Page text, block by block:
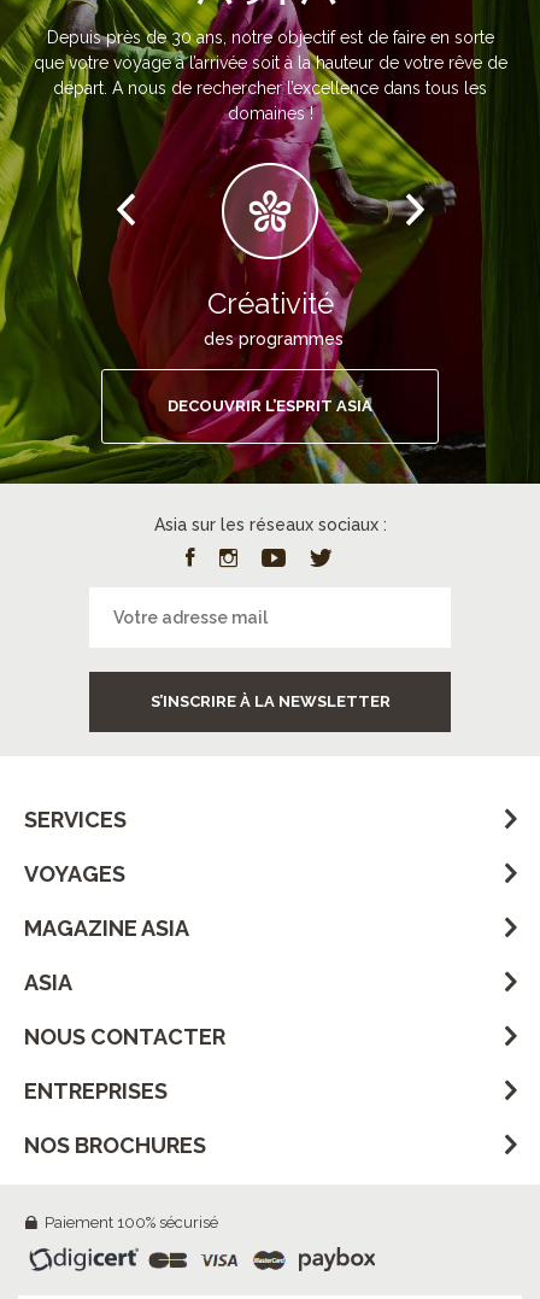
Depuis près de 30 ans, notre objectif est de faire en sorte
que votre voyage à l’arrivée soit à la hauteur de votre rêve de
départ. A nous de rechercher l’excellence dans tous les
domaines !
Créativité
des programmes
DECOUVRIR L’ESPRIT ASIA
Asia sur les réseaux sociaux :
S’INSCRIRE À LA NEWSLETTER
SERVICES
VOYAGES
MAGAZINE ASIA
ASIA
NOUS CONTACTER
ENTREPRISES
NOS BROCHURES
Paiement 100% sécurisé